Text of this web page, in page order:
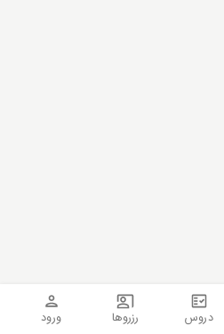
دروس رزروها ورود